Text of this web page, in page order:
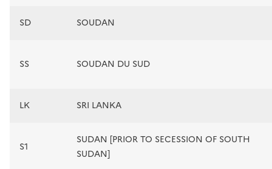
SD SOUDAN
SS SOUDAN DU SUD
LK SRI LANKA
S1
SUDAN [PRIOR TO SECESSION OF SOUTH
SUDAN]